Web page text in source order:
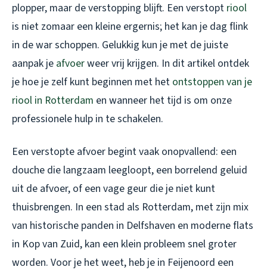
plopper, maar de verstopping blijft. Een verstopt riool
is niet zomaar een kleine ergernis; het kan je dag flink
in de war schoppen. Gelukkig kun je met de juiste
aanpak je afvoerweer vrij krijgen. In dit artikel ontdek
je hoe je zelf kunt beginnen met het ontstoppen van je
riool in Rotterdam en wanneer het tijd is om onze
professionele hulp in te schakelen.
Een verstopte afvoer begint vaak onopvallend: een
douche die langzaam leegloopt, een borrelend geluid
uit de afvoer, of een vage geur die je niet kunt
thuisbrengen. In een stad als Rotterdam, met zijn mix
van historische panden in Delfshaven en moderne flats
in Kop van Zuid, kan een klein probleem snel groter
worden. Voor je het weet, heb je in Feijenoord een